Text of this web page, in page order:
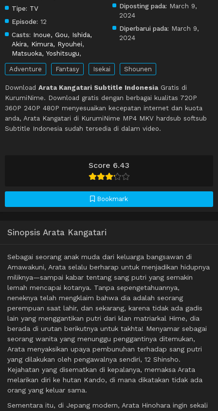
Score 6.43
Bookmark
Tipe: TV
Episode: 12
Casts: Inoue, Gou, Ishida,
Akira, Kimura, Ryouhei,
Matsuoka, Yoshitsugu,
Diposting pada: March 9,
2024
Diperbarui pada: March 9,
2024
Adventure Fantasy Isekai Shounen
Download Arata Kangatari Subtitle Indonesia Gratis di
KurumiNime. Download gratis dengan berbagai kualitas 720P
360P 240P 480P menyesuaikan kecepatan internet dan kuota
anda, Arata Kangatari di KurumiNime MP4 MKV hardsub softsub
Subtitle Indonesia sudah tersedia di dalam video.
Sinopsis Arata Kangatari
Sebagai seorang anak muda dari keluarga bangsawan di
Amawakuni, Arata selalu berharap untuk menjadikan hidupnya
miliknya—sampai kabar tentang sang putri yang semakin
lemah mencapai kotanya. Tanpa sepengetahuannya,
neneknya telah mengklaim bahwa dia adalah seorang
perempuan saat lahir, dan sekarang, karena tidak ada gadis
lain yang menggantikan putri dari klan matriarkal Hime, dia
berada di urutan berikutnya untuk takhta! Menyamar sebagai
seorang wanita yang menunggu penggantinya ditemukan,
Arata menyaksikan upaya pembunuhan terhadap sang putri
yang dilakukan oleh pengawalnya sendiri, 12 Shinsho.
Kejahatan yang disematkan di kepalanya, memaksa Arata
melarikan diri ke hutan Kando, di mana dikatakan tidak ada
orang yang keluar sama.
Sementara itu, di Jepang modern, Arata Hinohara ingin sekali